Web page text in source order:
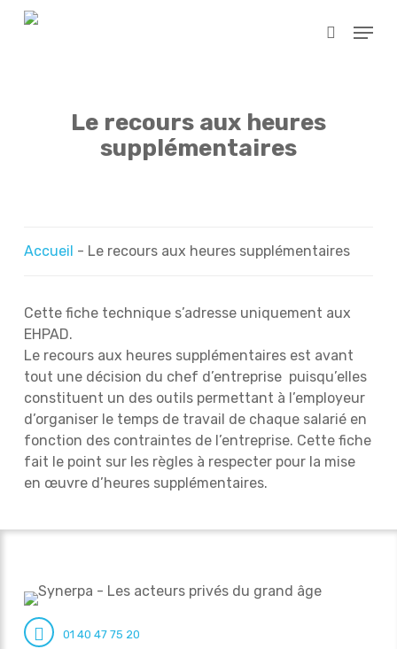
Skip
search
Menu
Le recours aux heures
supplémentaires
Accueil - Le recours aux heures supplémentaires
Cette fiche technique s’adresse uniquement aux
EHPAD.
Le recours aux heures supplémentaires est avant
tout une décision du chef d’entreprise puisqu’elles
constituent un des outils permettant à l’employeur
d’organiser le temps de travail de chaque salarié en
fonction des contraintes de l’entreprise. Cette fiche
fait le point sur les règles à respecter pour la mise
en œuvre d’heures supplémentaires.
01 40 47 75 20